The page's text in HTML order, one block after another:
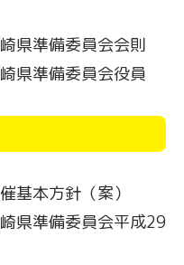
県準備委員会会則
県準備委員会役員
基本方針（案）
県準備委員会平成29